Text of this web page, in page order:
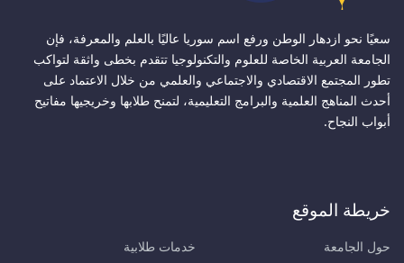
سعيًا نحو ازدهار الوطن ورفع اسم سوريا عاليًا بالعلم والمعرفة، فإن
الجامعة العربية الخاصة للعلوم والتكنولوجيا تتقدم بخطى واثقة لتواكب
تطور المجتمع الاقتصادي والاجتماعي والعلمي من خلال الاعتماد على
أحدث المناهج العلمية والبرامج التعليمية، لتمنح طلابها وخريجيها مفاتيح
أبواب النجاح.
خريطة الموقع
حول الجامعة
خدمات طلابية